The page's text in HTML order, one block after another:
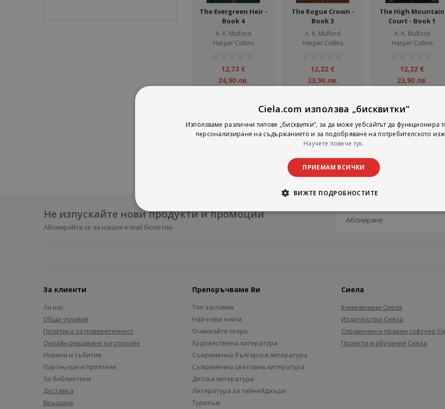
The Evergreen Heir -
Book 4
A. K. Mulford
Harper Collins
12,73 €
24,90 лв.
The Rogue Crown -
Book 3
A. K. Mulford
Harper Collins
12,22 €
23,90 лв.
The High Mountain
Court - Book 1
A. K. Mulford
Harper Collins
12,22 €
23,90 лв.
Покажи
Не изпускайте нови продукти и промоции
Абонирайте се за нашия e-mail бюлетин
За клиенти
За нас
Общи условия
Политика за поверителност
Онлайн решаване на спорове
Новини и събития
Партньори и приятели
За библиотеки
Доставка
Връщане
Препоръчваме Ви
Топ заглавия
Най-нови книги
Очаквайте скоро
Художествена литература
Съвременна българска литература
Съвременна световна литература
Детска литература
Литература за тийнейджъри
Туризъм
Сиела
Книжарници Сиела
Издателство Сиела
Справочен и правен софтуер
Проекти и обучения Сиела
Ciela.com използва „бисквитки“
Използваме различни типове „бисквитки“, за да може уебсайтът да функционира
персонализиране на съдържанието и за подобряване на потребителското
Научете повече тук.
ПРИЕМАМ ВСИЧКИ
ВИЖТЕ ПОДРОБНОСТИТЕ